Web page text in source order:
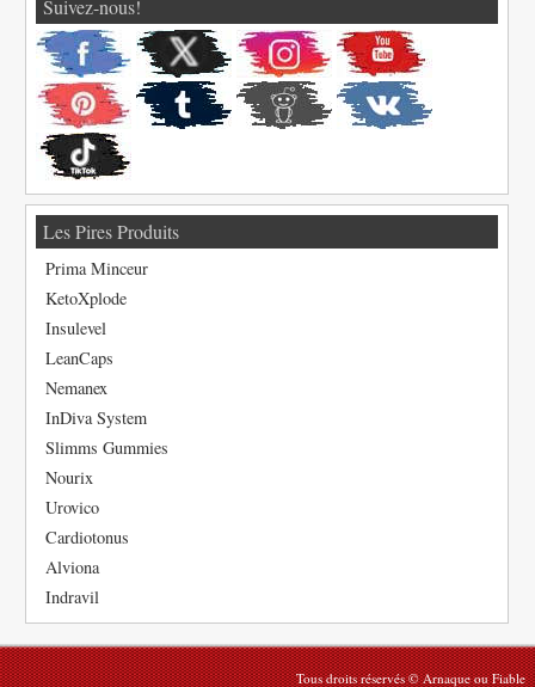
Suivez-nous!
Les Pires Produits
Prima Minceur
KetoXplode
Insulevel
LeanCaps
Nemanex
InDiva System
Slimms Gummies
Nourix
Urovico
Cardiotonus
Alviona
Indravil
Tous droits réservés © Arnaque ou Fiable